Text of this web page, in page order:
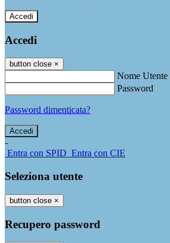
Accedi
Accedi
button close ×
Nome Utente
Password
Password dimenticata?
-
Entra con SPID Entra con CIE
Seleziona utente
button close ×
Recupero password